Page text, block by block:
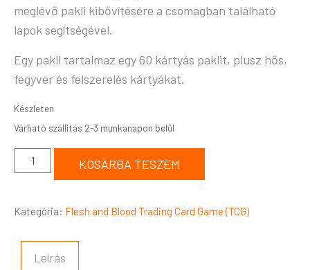
meglévő pakli kibővítésére a csomagban található
lapok segítségével.
Egy pakli tartalmaz egy 60 kártyás paklit, plusz hős,
fegyver és felszerelés kártyákat.
Készleten
KOSÁRBA TESZEM
Kategória: Flesh and Blood Trading Card Game (TCG)
Leírás